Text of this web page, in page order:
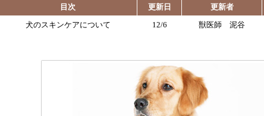
目次 更新日 更新者
犬のスキンケアについて
12/6 獣医師 泥谷